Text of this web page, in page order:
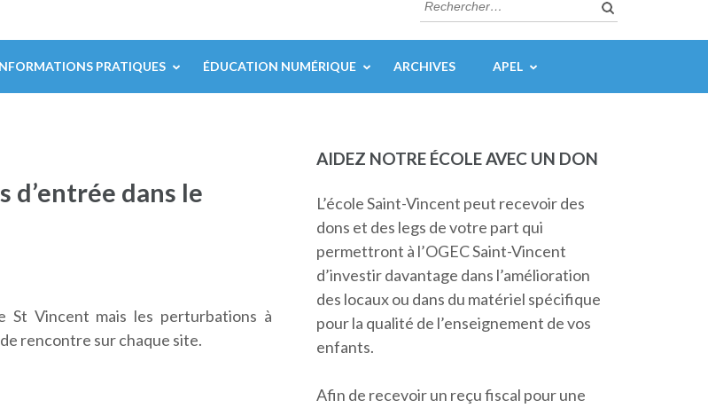
PRATIQUES ÉDUCATION NUMÉRIQUE ARCHIVES APEL
dans le
St Vincent mais les perturbations à
rencontre sur chaque site.
AIDEZ NOTRE ÉCOLE AVEC UN DON
L’école Saint-Vincent peut recevoir des
dons et des legs de votre part qui
permettront à l’OGEC Saint-Vincent
d’investir davantage dans l’amélioration
des locaux ou dans du matériel spécifique
pour la qualité de l’enseignement de vos
enfants.
Afin de recevoir un reçu fiscal pour une